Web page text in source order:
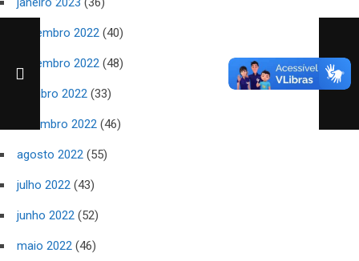
dezembro 2022 (40)
novembro 2022 (48)
outubro 2022 (33)
setembro 2022 (46)
agosto 2022 (55)
julho 2022 (43)
junho 2022 (52)
maio 2022 (46)